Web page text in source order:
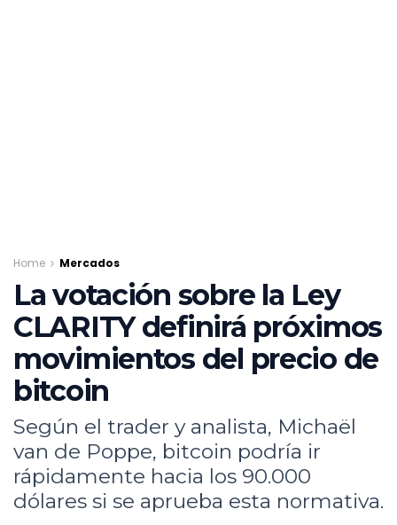
Home Mercados
La votación sobre la Ley
CLARITY definirá próximos
movimientos del precio de
bitcoin
Según el trader y analista, Michaël
van de Poppe, bitcoin podría ir
rápidamente hacia los 90.000
dólares si se aprueba esta normativa.